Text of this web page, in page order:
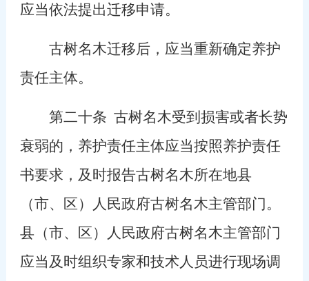
应当依法提出迁移申请。
古树名木迁移后，应当重新确定养护
责任主体。
第二十条 古树名木受到损害或者长势
衰弱的，养护责任主体应当按照养护责任
书要求，及时报告古树名木所在地县
（市、区）人民政府古树名木主管部门。
县（市、区）人民政府古树名木主管部门
应当及时组织专家和技术人员进行现场调